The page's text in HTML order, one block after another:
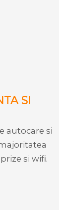
SI
autocare si
si wifi.